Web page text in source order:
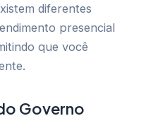
diferentes
presencial
que você
Governo